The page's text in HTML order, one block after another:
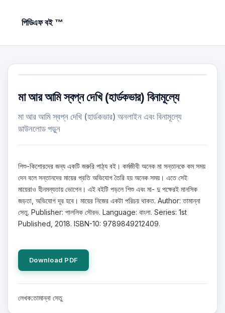
পিডিএফ বই ™
মা আর আমি স্বপ্ন দেখি (হার্ডকভার) বিনামূল্যে
মা আর আমি স্বপ্ন দেখি (হার্ডকভার) অনলাইন এবং বিনামূল্যে
ডাউনলোড পড়ুন
শিশু-কিশোরদের জন্য একটি জরুরি পাঠ্য বই। কর্মজীবী অনেক মা সন্তানকে কম সময়
দেন বলে সন্তানদের মায়ের প্রতি অভিযোগ তৈরি হয় অনেক সময়। এতে সেই
মায়েরাও হীনমন্যতায় ভোগেন। এই বইটি পড়লে শিশু এবং মা- দু পক্ষেরই মানসিক
জড়তা, অভিযোগ দূর হবে। মায়ের নিজের একটা পরিচয় থাকত. Author: তামান্না
সেতু. Publisher: পাললিক সৌরভ. Language: বাংলা. Series: 1st
Published, 2018. ISBN-10: 9789849212409.
Download PDF
লেখক:তামান্না সেতু